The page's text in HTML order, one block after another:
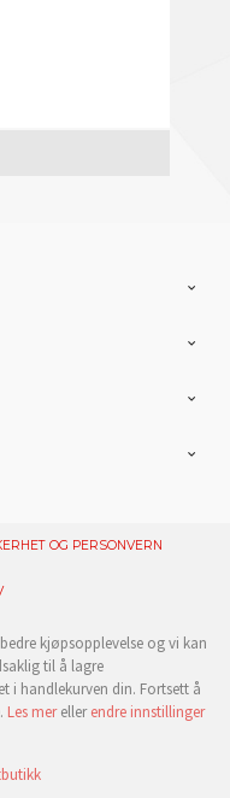
OG PERSONVERN
kjøpsopplevelse og vi kan
til å lagre
i handlekurven din. Fortsett å
Les merellerendre innstillinger